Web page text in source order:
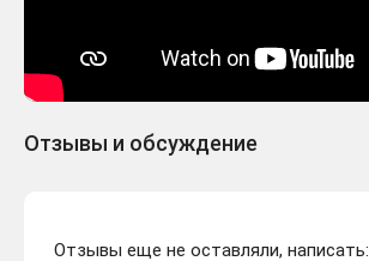
Отзывы и обсуждение
Отзывы еще не оставляли, написать: